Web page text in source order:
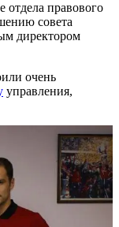
отдела правового
совета
директором
очень
управления,